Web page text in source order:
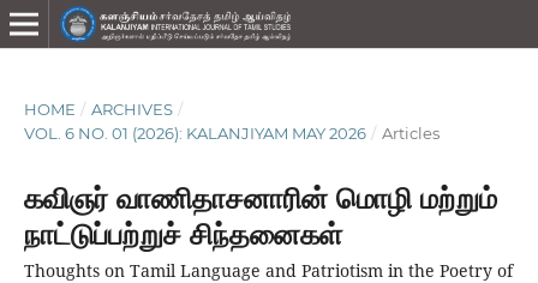
HOME / ARCHIVES /
VOL. 6 NO. 01 (2026): KALANJIYAM MAY 2026 / Articles
கவிஞர் வாணிதாசனாரின் மொழி மற்றும்
நாட்டுப்பற்றுச் சிந்தனைகள்
Thoughts on Tamil Language and Patriotism in the Poetry of